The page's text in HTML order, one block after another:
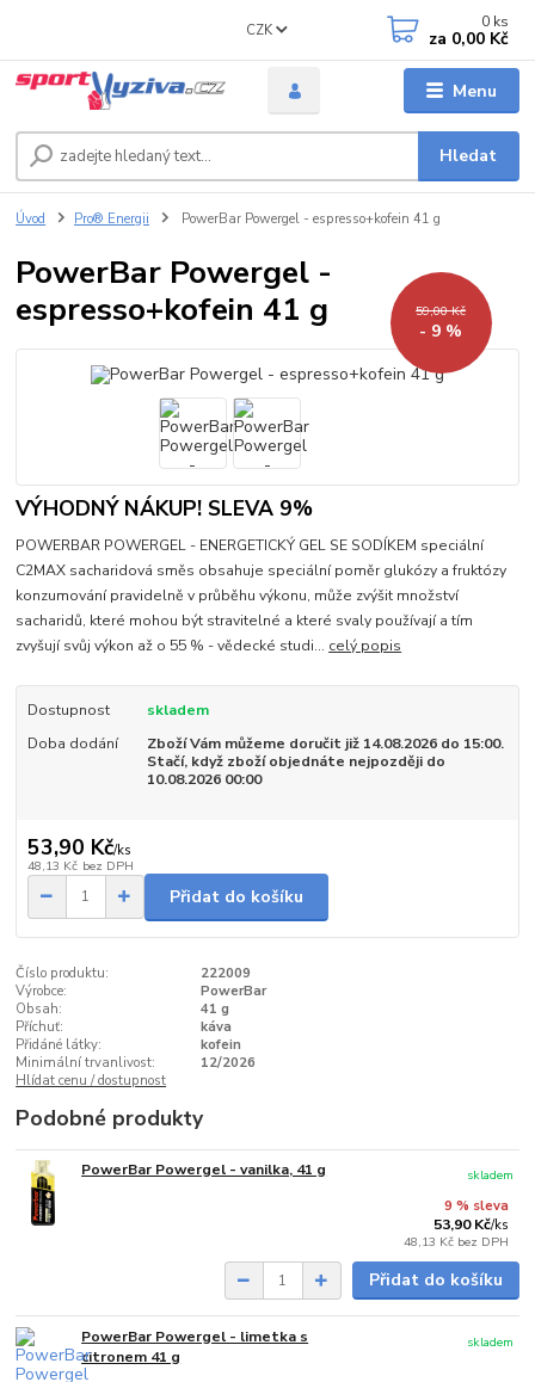
Menu
CZK
Hledat
0 ks
za 0,00 Kč
Úvod Pro® Energii PowerBar Powergel - espresso+kofein 41 g
PowerBar Powergel -
espresso+kofein 41 g
59,00 Kč
- 9 %
VÝHODNÝ NÁKUP! SLEVA 9%
POWERBAR POWERGEL - ENERGETICKÝ GEL SE SODÍKEM speciální
C2MAX sacharidová směs obsahuje speciální poměr glukózy a fruktózy
konzumování pravidelně v průběhu výkonu, může zvýšit množství
sacharidů, které mohou být stravitelné a které svaly používají a tím
zvyšují svůj výkon až o 55 % - vědecké studi... celý popis
Dostupnost
skladem
Doba dodání
Zboží Vám můžeme doručit již 14.08.2026 do 15:00.
Stačí, když zboží objednáte nejpozději do
10.08.2026 00:00
53,90 Kč/ks
48,13 Kč bez DPH
Přidat do košíku
Číslo produktu:
222009
Výrobce:
PowerBar
Obsah:
41 g
Příchuť:
káva
Přidáné látky:
kofein
Minimální trvanlivost:
12/2026
Hlídat cenu / dostupnost
Podobné produkty
PowerBar Powergel - vanilka, 41 g
9 % sleva
53,90 Kč/ks
48,13 Kč bez DPH
skladem
Přidat do košíku
PowerBar Powergel - limetka s
citronem 41 g
skladem